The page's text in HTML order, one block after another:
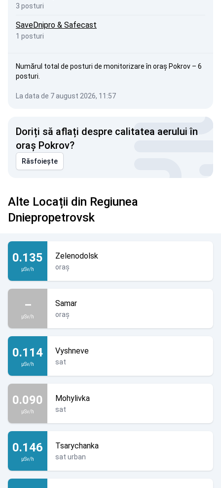
3 posturi
SaveDnipro & Safecast
1 posturi
Numărul total de posturi de monitorizare în oraș Pokrov – 6
posturi.
La data de 7 august 2026, 11:57
Doriți să aflați despre calitatea aerului în
oraș Pokrov?
Răsfoiește
Alte Locații din Regiunea
Dniepropetrovsk
0.135
µSv/h
Zelenodolsk
oraș
–
µSv/h
Samar
oraș
0.114
µSv/h
Vyshneve
sat
0.090
µSv/h
Mohylivka
sat
0.146
µSv/h
Tsarychanka
sat urban